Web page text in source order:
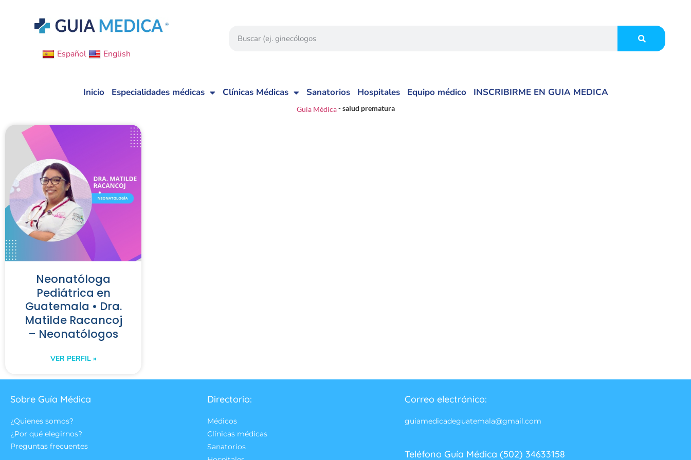
Español English
Inicio Especialidades médicas Clínicas Médicas Sanatorios Hospitales Equipo médico INSCRIBIRME EN GUIA MEDICA
Guia Médica-salud prematura
Neonatóloga
Pediátrica en
Guatemala • Dra.
Matilde Racancoj
– Neonatólogos
VER PERFIL »
Sobre Guía Médica
¿Quienes somos?
¿Por qué elegirnos?
Preguntas frecuentes
Directorio:
Médicos
Clínicas médicas
Sanatorios
Correo electrónico:
guiamedicadeguatemala@gmail.com
Teléfono Guía Médica (502) 34633158